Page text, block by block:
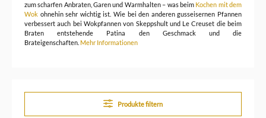
zum scharfen Anbraten, Garen und Warmhalten – was beim Kochen mit dem
Wok ohnehin sehr wichtig ist. Wie bei den anderen gusseisernen Pfannen
verbessert auch bei Wokpfannen von Skeppshult und Le Creuset die beim
Braten entstehende Patina den Geschmack und die
Brateigenschaften. Mehr Informationen
Produkte filtern